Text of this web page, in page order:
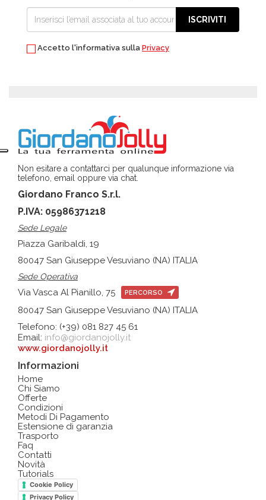
ISCRIVITI
Accetto l'informativa sulla Privacy
Non esitare a contattarci per qualunque informazione via
telefono, email oppure via chat.
Giordano Franco S.r.l.
P.IVA: 05986371218
Sede Legale
Piazza Garibaldi, 19
80047 San Giuseppe Vesuviano (NA) ITALIA
Sede Operativa
Via Vasca Al Pianillo, 75 PERCORSO
80047 San Giuseppe Vesuviano (NA) ITALIA
Telefono: (+39) 081 827 45 61
Email: info@giordanojolly.it
www.giordanojolly.it
Informazioni
Home
Chi Siamo
Offerte
Condizioni
Metodi Di Pagamento
Estensione di garanzia
Trasporto
Faq
Contatti
Novità
Tutorials
Cookie Policy
Privacy Policy